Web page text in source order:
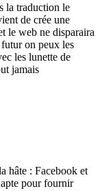
la traduction le
de crée une
le web ne disparaira
on peux les
les lunette de
jamais
hâte : Facebook et
pour fournir